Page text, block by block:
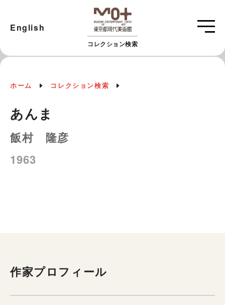
コレクション検索
English
ホーム コレクション検索
あんま
飯村 隆彦
1963
作家プロフィール